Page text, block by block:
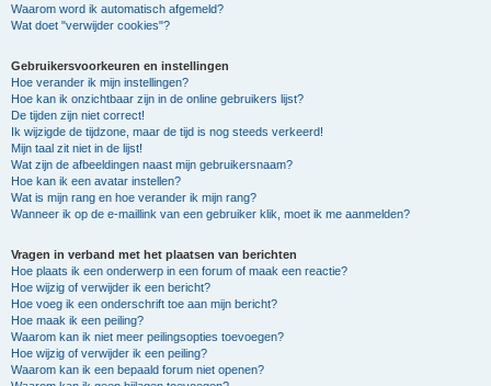
Waarom word ik automatisch afgemeld?
Wat doet "verwijder cookies"?
Gebruikersvoorkeuren en instellingen
Hoe verander ik mijn instellingen?
Hoe kan ik onzichtbaar zijn in de online gebruikers lijst?
De tijden zijn niet correct!
Ik wijzigde de tijdzone, maar de tijd is nog steeds verkeerd!
Mijn taal zit niet in de lijst!
Wat zijn de afbeeldingen naast mijn gebruikersnaam?
Hoe kan ik een avatar instellen?
Wat is mijn rang en hoe verander ik mijn rang?
Wanneer ik op de e-maillink van een gebruiker klik, moet ik me aanmelden?
Vragen in verband met het plaatsen van berichten
Hoe plaats ik een onderwerp in een forum of maak een reactie?
Hoe wijzig of verwijder ik een bericht?
Hoe voeg ik een onderschrift toe aan mijn bericht?
Hoe maak ik een peiling?
Waarom kan ik niet meer peilingsopties toevoegen?
Hoe wijzig of verwijder ik een peiling?
Waarom kan ik een bepaald forum niet openen?